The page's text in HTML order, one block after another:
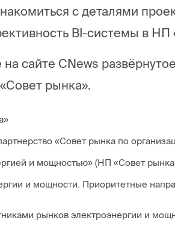
с деталями
BI-системы в НП
на сайте CNews
рынка».
«Совет рынка по
и мощностью» (НП «Совет
и мощности. Приоритетные
рынков электроэнергии и